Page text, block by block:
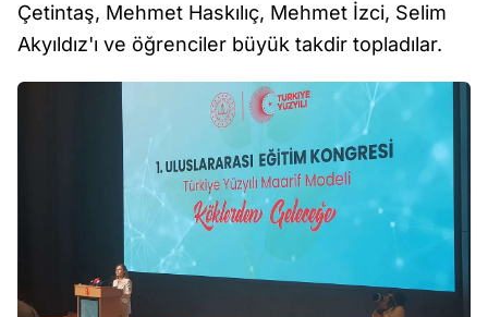
Çetintaş, Mehmet Haskılıç, Mehmet İzci, Selim
Akyıldız'ı ve öğrenciler büyük takdir topladılar.